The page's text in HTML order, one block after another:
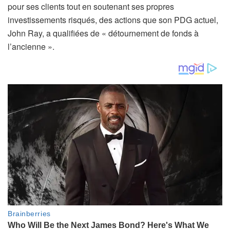
pour ses clients tout en soutenant ses propres
investissements risqués, des actions que son PDG actuel,
John Ray, a qualifiées de « détournement de fonds à
l’ancienne ».